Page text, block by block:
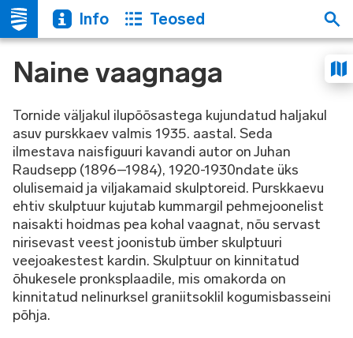
Info Teosed
Naine vaagnaga
Tornide väljakul ilupõõsastega kujundatud haljakul
asuv purskkaev valmis 1935. aastal. Seda
ilmestava naisfiguuri kavandi autor on Juhan
Raudsepp (1896–1984), 1920-1930ndate üks
olulisemaid ja viljakamaid skulptoreid. Purskkaevu
ehtiv skulptuur kujutab kummargil pehmejoonelist
naisakti hoidmas pea kohal vaagnat, nõu servast
nirisevast veest joonistub ümber skulptuuri
veejoakestest kardin. Skulptuur on kinnitatud
õhukesele pronksplaadile, mis omakorda on
kinnitatud nelinurksel graniitsoklil kogumisbasseini
põhja.